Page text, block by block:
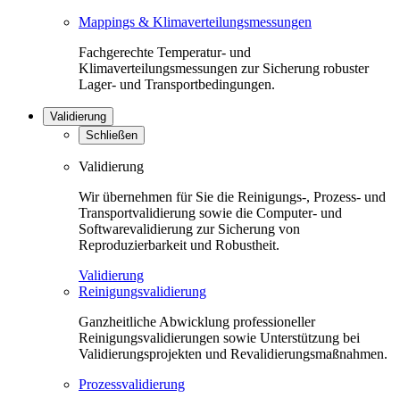
Mappings & Klimaverteilungsmessungen
Fachgerechte Temperatur- und
Klimaverteilungsmessungen zur Sicherung robuster
Lager- und Transportbedingungen.
Validierung
Schließen
Validierung
Wir übernehmen für Sie die Reinigungs-, Prozess- und
Transportvalidierung sowie die Computer- und
Softwarevalidierung zur Sicherung von
Reproduzierbarkeit und Robustheit.
Validierung
Reinigungsvalidierung
Ganzheitliche Abwicklung professioneller
Reinigungsvalidierungen sowie Unterstützung bei
Validierungsprojekten und Revalidierungsmaßnahmen.
Prozessvalidierung